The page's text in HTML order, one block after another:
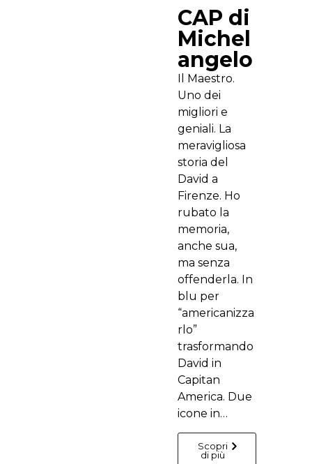
CAP di
Michel
angelo
Il Maestro.
Uno dei
migliori e
geniali. La
meravigliosa
storia del
David a
Firenze. Ho
rubato la
memoria,
anche sua,
ma senza
offenderla. In
blu per
“americanizza
rlo”
trasformando
David in
Capitan
America. Due
icone in…
Scopri
di più